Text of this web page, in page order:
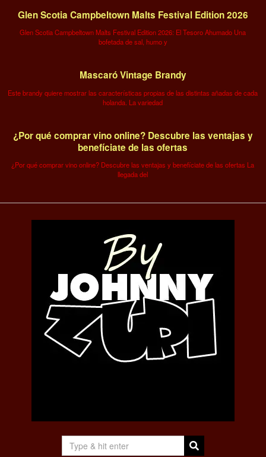
Glen Scotia Campbeltown Malts Festival Edition 2026
Glen Scotia Campbeltown Malts Festival Edition 2026: El Tesoro Ahumado Una
bofetada de sal, humo y
Mascaró Vintage Brandy
Este brandy quiere mostrar las características propias de las distintas añadas de cada
holanda. La variedad
¿Por qué comprar vino online? Descubre las ventajas y
benefíciate de las ofertas
¿Por qué comprar vino online? Descubre las ventajas y benefíciate de las ofertas La
llegada del